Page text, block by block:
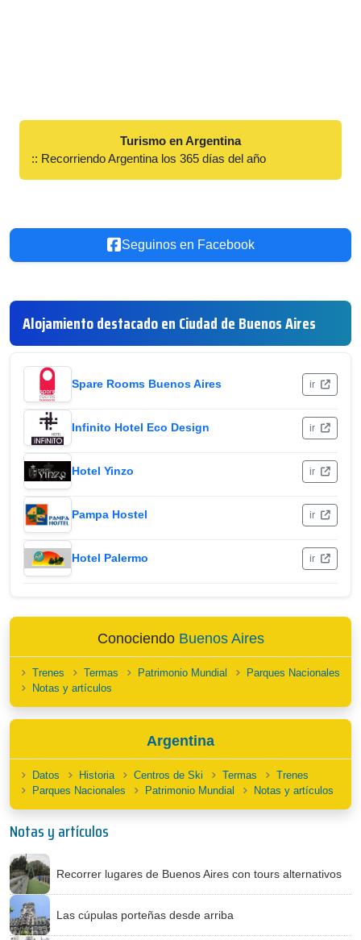
Turismo en Argentina
:: Recorriendo Argentina los 365 días del año
Seguinos en Facebook
Alojamiento destacado en Ciudad de Buenos Aires
Spare Rooms Buenos Aires ir
Infinito Hotel Eco Design ir
Hotel Yinzo ir
Pampa Hostel ir
Hotel Palermo ir
Conociendo Buenos Aires
Trenes Termas Patrimonio Mundial
Parques Nacionales
Notas y artículos
Argentina
Datos Historia Centros de Ski Termas
Trenes
Parques Nacionales
Patrimonio Mundial Notas y artículos
Notas y artículos
Recorrer lugares de Buenos Aires con tours alternativos
Las cúpulas porteñas desde arriba